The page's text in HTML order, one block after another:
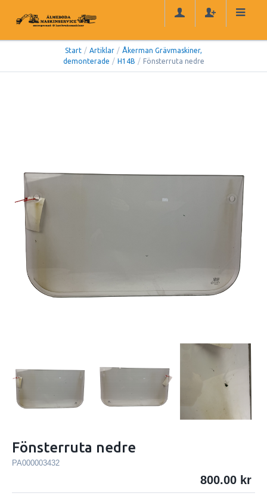
Start / Artiklar / Åkerman Grävmaskiner,
demonterade / H14B / Fönsterruta nedre
Fönsterruta nedre
PA000003432
800.00